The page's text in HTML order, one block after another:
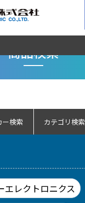
商品検索
ー検索 カテゴリ検索
エレクトロニクス